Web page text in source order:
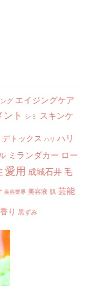
グ エイジングケア
ト シミ スキンケ
デトックス ハリ ハリ
ミランダカー ロー
愛用 成城石井毛
美容業界 美容液 肌 芸能
香り 黒ずみ